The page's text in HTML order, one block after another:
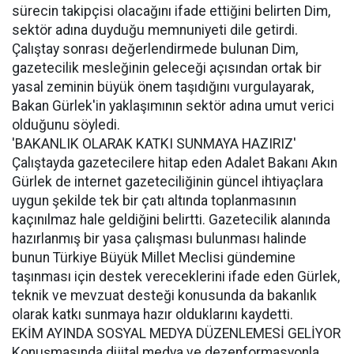
sürecin takipçisi olacağını ifade ettiğini belirten Dim,
sektör adına duyduğu memnuniyeti dile getirdi.
Çalıştay sonrası değerlendirmede bulunan Dim,
gazetecilik mesleğinin geleceği açısından ortak bir
yasal zeminin büyük önem taşıdığını vurgulayarak,
Bakan Gürlek'in yaklaşımının sektör adına umut verici
olduğunu söyledi.
'BAKANLIK OLARAK KATKI SUNMAYA HAZIRIZ'
Çalıştayda gazetecilere hitap eden Adalet Bakanı Akın
Gürlek de internet gazeteciliğinin güncel ihtiyaçlara
uygun şekilde tek bir çatı altında toplanmasının
kaçınılmaz hale geldiğini belirtti. Gazetecilik alanında
hazırlanmış bir yasa çalışması bulunması halinde
bunun Türkiye Büyük Millet Meclisi gündemine
taşınması için destek vereceklerini ifade eden Gürlek,
teknik ve mevzuat desteği konusunda da bakanlık
olarak katkı sunmaya hazır olduklarını kaydetti.
EKİM AYINDA SOSYAL MEDYA DÜZENLEMESİ GELİYOR